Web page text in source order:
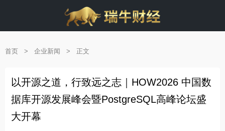
首页 > 企业新闻 > 正文
以开源之道，行致远之志｜HOW2026 中国数
据库开源发展峰会暨PostgreSQL高峰论坛盛
大开幕